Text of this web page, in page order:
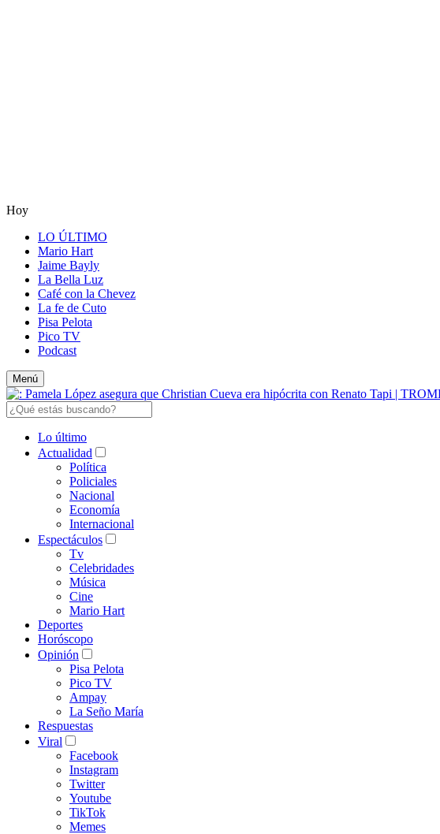
Hoy
LO ÚLTIMO
Mario Hart
Jaime Bayly
La Bella Luz
Café con la Chevez
La fe de Cuto
Pisa Pelota
Pico TV
Podcast
Menú
Lo último
Actualidad
Política
Policiales
Nacional
Economía
Internacional
Espectáculos
Tv
Celebridades
Música
Cine
Mario Hart
Deportes
Horóscopo
Opinión
Pisa Pelota
Pico TV
Ampay
La Seño María
Respuestas
Viral
Facebook
Instagram
Twitter
Youtube
TikTok
Memes